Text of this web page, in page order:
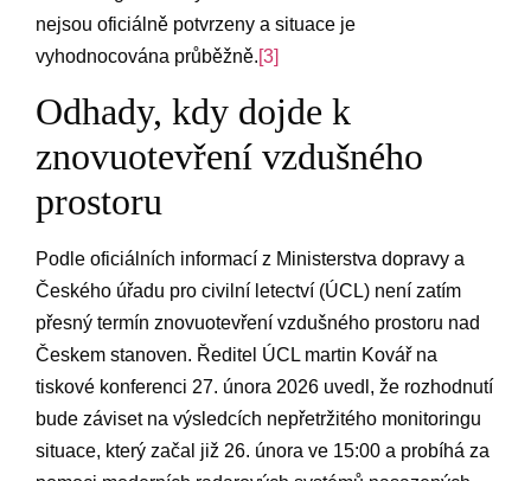
‍nejsou oficiálně potvrzeny a situace je
⁣vyhodnocována⁢ průběžně.[3]
Odhady, kdy dojde k
znovuotevření‍ vzdušného⁢
prostoru
Podle oficiálních informací z Ministerstva dopravy a‍
Českého úřadu pro civilní⁢ letectví (ÚCL)‍ není⁣ zatím
přesný ⁢termín znovuotevření vzdušného prostoru nad
Českem stanoven. Ředitel ÚCL martin⁤ Kovář⁤ na
tiskové konferenci 27. února 2026 ​uvedl, že rozhodnutí
bude záviset‍ na ⁣výsledcích ‌nepřetržitého monitoringu
situace, který⁢ začal již 26. února‌ ve 15:00 ⁣a probíhá za